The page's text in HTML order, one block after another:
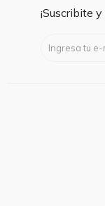
¡Suscribite